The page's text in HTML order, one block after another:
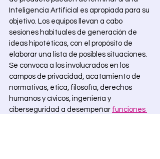
Inteligencia Artificial es apropiada para su
objetivo. Los equipos llevan a cabo
sesiones habituales de generación de
ideas hipotéticas, con el propósito de
elaborar una lista de posibles situaciones.
Se convoca a los involucrados en los
campos de privacidad, acatamiento de
normativas, ética, filosofía, derechos
humanos y cívicos, ingeniería y
ciberseguridad a desempeñar funciones